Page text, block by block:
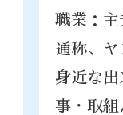
職業：主
通称、ヤ
身近な出
事・取組